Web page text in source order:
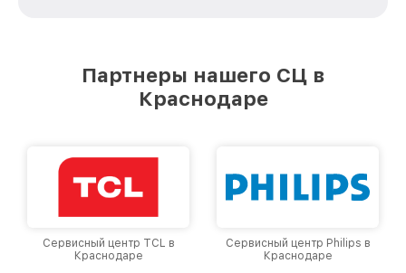
лучшим сервисным центром LG в городе
Краснодаре, постоянно повышая уровень
Партнеры нашего СЦ в
Краснодаре
Сервисный центр TCL в
Краснодаре
Сервисный центр Philips в
Краснодаре